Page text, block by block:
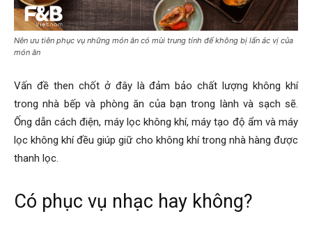
Nên ưu tiên phục vụ những món ăn có mùi trung tính đế không bị lấn ác vị của
món ăn
Vấn đề then chốt ở đây là đảm bảo chất lượng không khí
trong nhà bếp và phòng ăn của bạn trong lành và sạch sẽ.
Ống dẫn cách điện, máy lọc không khí, máy tạo độ ẩm và máy
lọc không khí đều giúp giữ cho không khí trong nhà hàng được
thanh lọc.
Có phục vụ nhạc hay không?